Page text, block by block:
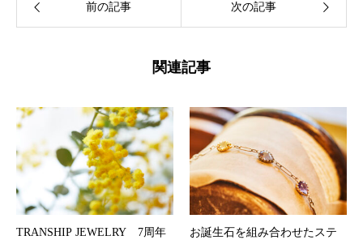
前の記事 次の記事
関連記事
TRANSHIP JEWELRY 7周年
お誕生石を組み合わせたステ